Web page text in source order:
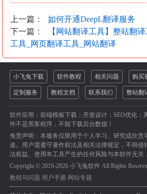
上一篇：
如何开通DeepL翻译服务
下一篇：
【网站翻译工具】整站翻
工具_网页翻译工具_网站翻译
小飞兔下载 软件教程 相关问题 购买
定制服务 教程文档 联系我们 整站翻
软件应用：前端模板下载；开发设计；SEO优化；
件不是黑客程序，不能下载后台数据！
免责声明：本服务仅限用于个人学习、研究或欣赏
途。用户需遵守著作权法及相关法律规定，不得侵
法权益。使用本工具产生的任何风险与本软件无关
Copyright © 2019-2026 小飞兔软件 All Rights
教程与问题 用户手册 网站专题